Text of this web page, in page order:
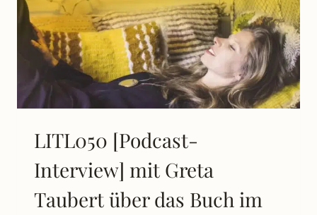
LITL050 [Podcast-
Interview] mit Greta
Taubert über das Buch im